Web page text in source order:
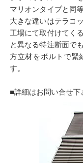
マリオンタイプと同
大きな違いはテラコ
工場にて取付けてく
と異なる特注断面で
方立材をボルトで緊
す。
■詳細はお問い合せ下